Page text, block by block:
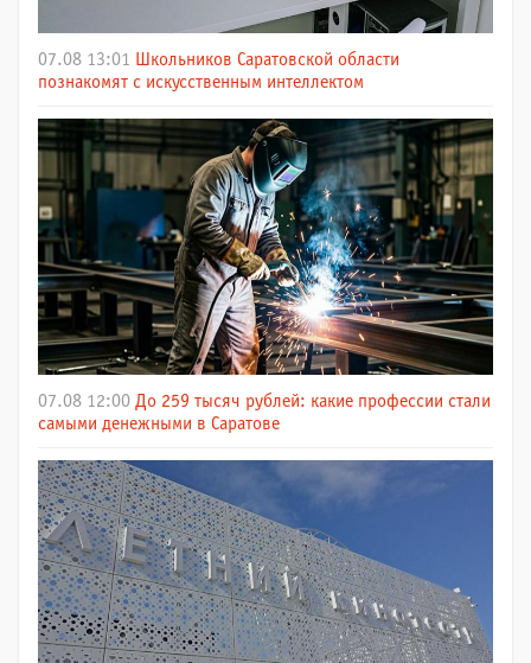
07.08 13:01
Школьников Саратовской области
познакомят с искусственным интеллектом
07.08 12:00 До 259 тысяч рублей: какие профессии стали
самыми денежными в Саратове